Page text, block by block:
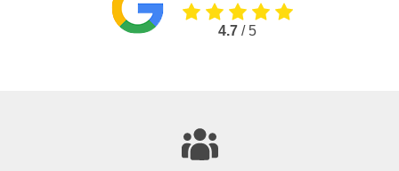
4.7 / 5